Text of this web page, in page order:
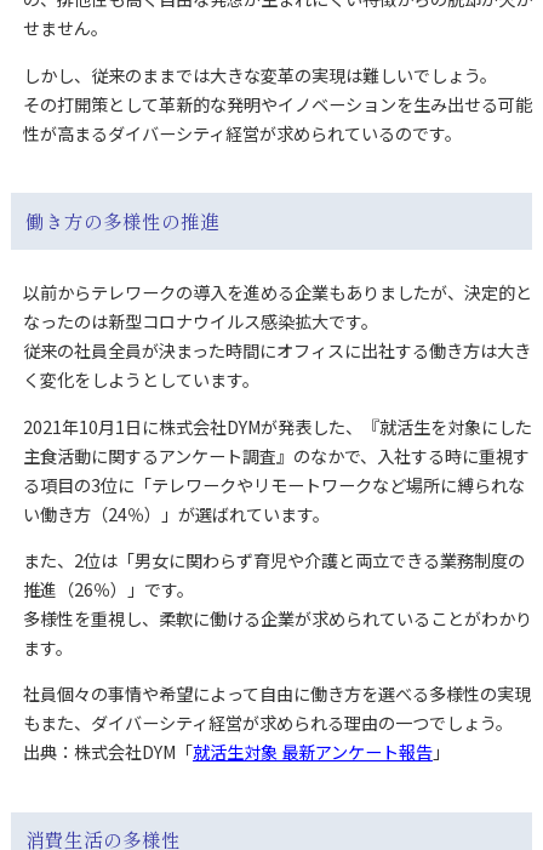
せません。
しかし、従来のままでは大きな変革の実現は難しいでしょう。
その打開策として革新的な発明やイノベーションを生み出せる可能
性が高まるダイバーシティ経営が求められているのです。
働き方の多様性の推進
以前からテレワークの導入を進める企業もありましたが、決定的と
なったのは新型コロナウイルス感染拡大です。
従来の社員全員が決まった時間にオフィスに出社する働き方は大き
く変化をしようとしています。
2021年10月1日に株式会社DYMが発表した、『就活生を対象にした
主食活動に関するアンケート調査』のなかで、入社する時に重視す
る項目の3位に「テレワークやリモートワークなど場所に縛られな
い働き方（24％）」が選ばれています。
また、2位は「男女に関わらず育児や介護と両立できる業務制度の
推進（26％）」です。
多様性を重視し、柔軟に働ける企業が求められていることがわかり
ます。
社員個々の事情や希望によって自由に働き方を選べる多様性の実現
もまた、ダイバーシティ経営が求められる理由の一つでしょう。
出典：株式会社DYM「就活生対象 最新アンケート報告」
消費生活の多様性